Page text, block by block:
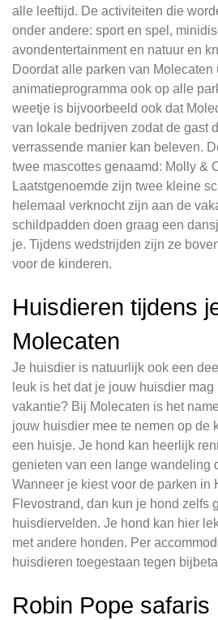
alle leeftijd. De activiteiten die
onder andere: sport en spel,
avondentertainment en natuur en
Doordat alle parken van Molecaten
animatieprogramma ook op alle
weetje is bijvoorbeeld ook dat
van lokale bedrijven zodat de gast
verrassende manier kan beleven.
twee mascottes genaamd: Molly &
Laatstgenoemde zijn twee kleine
helemaal verknocht zijn aan de
schildpadden doen graag een
je. Tijdens wedstrijden zijn ze
voor de kinderen.
Huisdieren tijdens
Molecaten
Je huisdier is natuurlijk ook een
leuk is het dat je jouw huisdier
vakantie? Bij Molecaten is het
jouw huisdier mee te nemen op de
een huisje. Je hond kan heerlijk
genieten van een lange wandeling
Wanneer je kiest voor de parken in
Flevostrand, dan kun je hond zelfs
huisdiervelden. Je hond kan hier
met andere honden. Per
huisdieren toegestaan tegen
Robin Pope safaris